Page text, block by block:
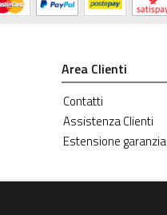
Area Clienti
Contatti
Assistenza Clienti
Estensione garanzia